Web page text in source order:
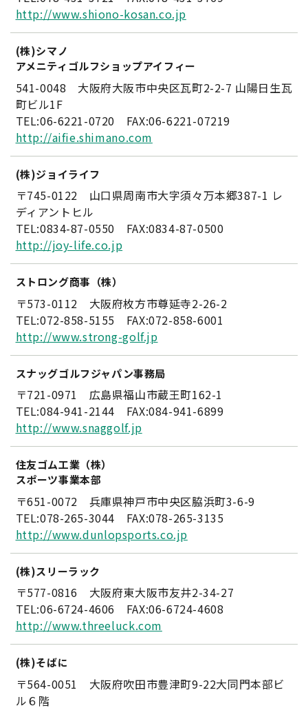
http://www.shiono-kosan.co.jp
(株)シマノ
アメニティゴルフショップアイフィー
541-0048 大阪府大阪市中央区瓦町2-2-7 山陽日生瓦
町ビル1F
TEL:06-6221-0720 FAX:06-6221-07219
http://aifie.shimano.com
(株)ジョイライフ
〒745-0122 山口県周南市大字須々万本郷387-1 レ
ディアントヒル
TEL:0834-87-0550 FAX:0834-87-0500
http://joy-life.co.jp
ストロング商事（株）
〒573-0112 大阪府枚方市尊延寺2-26-2
TEL:072-858-5155 FAX:072-858-6001
http://www.strong-golf.jp
スナッグゴルフジャパン事務局
〒721-0971 広島県福山市蔵王町162-1
TEL:084-941-2144 FAX:084-941-6899
http://www.snaggolf.jp
住友ゴム工業（株）
スポーツ事業本部
〒651-0072 兵庫県神戸市中央区脇浜町3-6-9
TEL:078-265-3044 FAX:078-265-3135
http://www.dunlopsports.co.jp
(株)スリーラック
〒577-0816 大阪府東大阪市友井2-34-27
TEL:06-6724-4606 FAX:06-6724-4608
http://www.threeluck.com
(株)そばに
〒564-0051 大阪府吹田市豊津町9-22大同門本部ビ
ル６階